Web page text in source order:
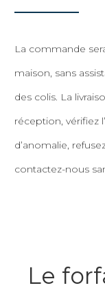
La commande
maison, sans
des colis. La
réception, vérifiez
d’anomalie,
contactez-nous
Le